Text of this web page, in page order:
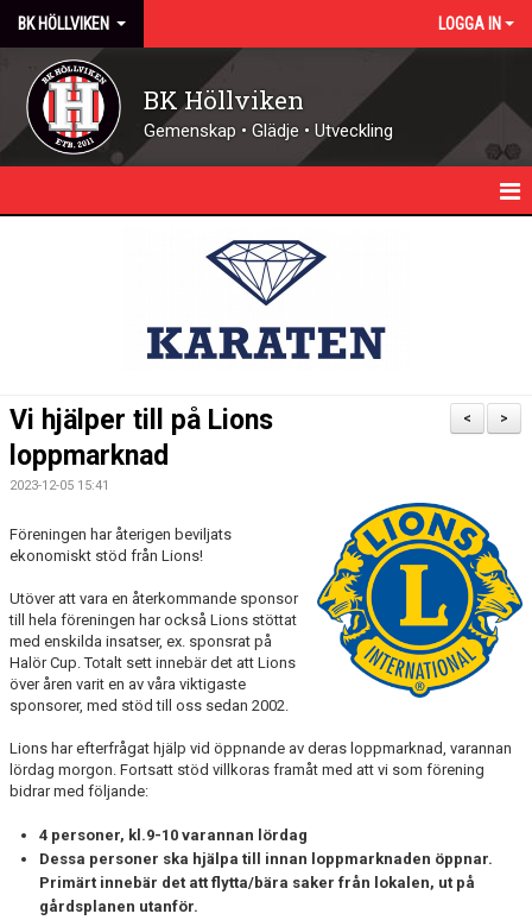
BK HÖLLVIKEN LOGGA IN
BK Höllviken
Gemenskap • Glädje • Utveckling
FÖRENINGEN
BILDGALLERI
DOKUMENT
SPELKLAR - FOLKSAM
FÖR BESÖKARE
WEBSHOP
>
<
Vi hjälper till på Lions
loppmarknad
2023-12-05 15:41
Föreningen har återigen beviljats
ekonomiskt stöd från Lions!
Utöver att vara en återkommande sponsor
till hela föreningen har också Lions stöttat
med enskilda insatser, ex. sponsrat på
Halör Cup. Totalt sett innebär det att Lions
över åren varit en av våra viktigaste
sponsorer, med stöd till oss sedan 2002.
Lions har efterfrågat hjälp vid öppnande av deras loppmarknad, varannan
lördag morgon. Fortsatt stöd villkoras framåt med att vi som förening
bidrar med följande:
4 personer, kl.9-10 varannan lördag
Dessa personer ska hjälpa till innan loppmarknaden öppnar.
Primärt innebär det att flytta/bära saker från lokalen, ut på
gårdsplanen utanför.